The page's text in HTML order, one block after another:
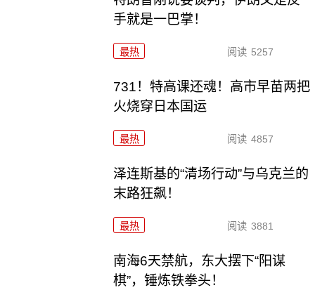
手就是一巴掌！
最热 阅读 5257
731！特高课还魂！高市早苗两把
火烧穿日本国运
最热 阅读 4857
泽连斯基的“清场行动”与乌克兰的
末路狂飙！
最热 阅读 3881
南海6天禁航，东大摆下“阳谋
棋”，锤炼铁拳头！